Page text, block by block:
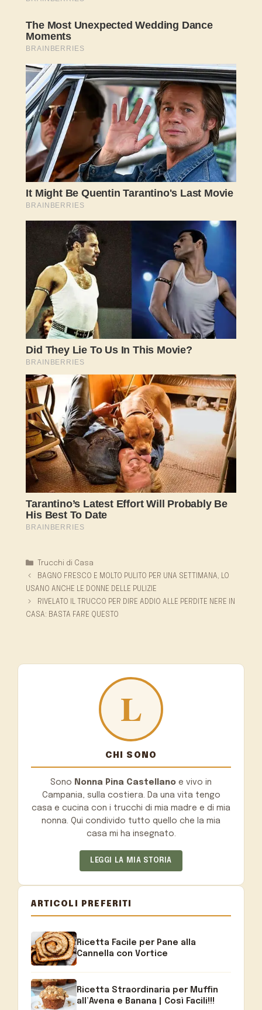
Categorie
Trucchi di Casa
BAGNO FRESCO E MOLTO PULITO PER UNA SETTIMANA, LO
USANO ANCHE LE DONNE DELLE PULIZIE
RIVELATO IL TRUCCO PER DIRE ADDIO ALLE PERDITE NERE IN
CASA: BASTA FARE QUESTO
CHI SONO
Sono Nonna Pina Castellano e vivo in
Campania, sulla costiera. Da una vita tengo
casa e cucina con i trucchi di mia madre e di mia
nonna. Qui condivido tutto quello che la mia
casa mi ha insegnato.
LEGGI LA MIA STORIA
ARTICOLI PREFERITI
Ricetta Facile per Pane alla
Cannella con Vortice
Ricetta Straordinaria per Muffin
all’Avena e Banana | Così Facili!!!